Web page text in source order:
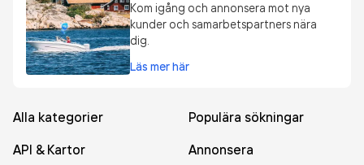
Kom igång och annonsera mot nya
kunder och samarbetspartners nära
dig.
Läs mer här
Alla kategorier
Populära sökningar
API & Kartor
Annonsera